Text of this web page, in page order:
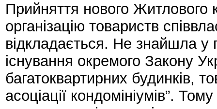
Прийняття нового Житлового
організацію товариств
відкладається. Не знайшла у
існування окремого Закону
багатоквартирних будинків,
асоціації кондомініумів”.